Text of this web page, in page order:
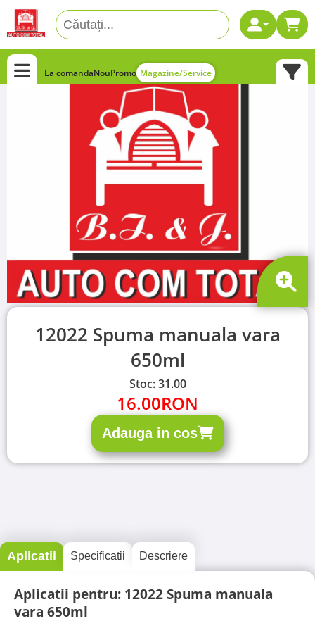
La comandaNouPromo Magazine/Service
12022 Spuma manuala vara
650ml
Stoc: 31.00
16.00RON
Adauga in cos
Aplicatii Specificatii Descriere
Aplicatii pentru: 12022 Spuma manuala
vara 650ml